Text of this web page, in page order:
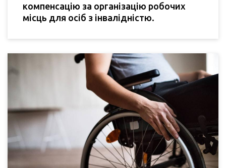
компенсацію за організацію робочих
місць для осіб з інвалідністю.